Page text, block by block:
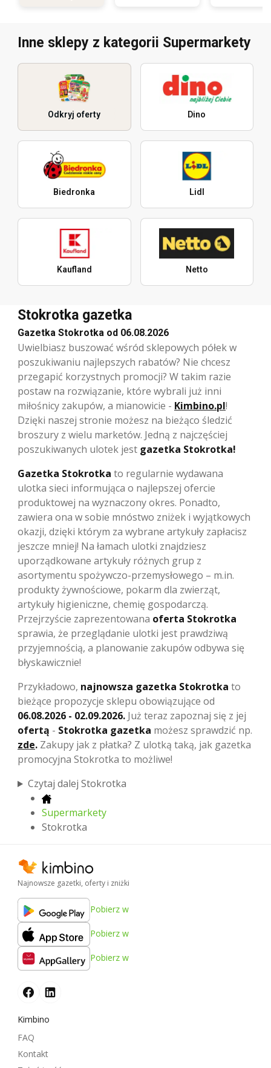
Inne sklepy z kategorii Supermarkety
Odkryj oferty Dino
Biedronka Lidl
Kaufland Netto
Stokrotka gazetka
Gazetka Stokrotka od 06.08.2026
Uwielbiasz buszować wśród sklepowych półek w
poszukiwaniu najlepszych rabatów? Nie chcesz
przegapić korzystnych promocji? W takim razie
postaw na rozwiązanie, które wybrali już inni
miłośnicy zakupów, a mianowicie - Kimbino.pl!
Dzięki naszej stronie możesz na bieżąco śledzić
broszury z wielu marketów. Jedną z najczęściej
poszukiwanych ulotek jest gazetka Stokrotka!
Gazetka Stokrotka to regularnie wydawana
ulotka sieci informująca o najlepszej ofercie
produktowej na wyznaczony okres. Ponadto,
zawiera ona w sobie mnóstwo zniżek i wyjątkowych
okazji, dzięki którym za wybrane artykuły zapłacisz
jeszcze mniej! Na łamach ulotki znajdziesz
uporządkowane artykuły różnych grup z
asortymentu spożywczo-przemysłowego – m.in.
produkty żywnościowe, pokarm dla zwierząt,
artykuły higieniczne, chemię gospodarczą.
Przejrzyście zaprezentowana oferta Stokrotka
sprawia, że przeglądanie ulotki jest prawdziwą
przyjemnością, a planowanie zakupów odbywa się
błyskawicznie!
Przykładowo, najnowsza gazetka Stokrotka to
bieżące propozycje sklepu obowiązujące od
06.08.2026 - 02.09.2026. Już teraz zapoznaj się z jej
ofertą - Stokrotka gazetka możesz sprawdzić np.
zde. Zakupy jak z płatka? Z ulotką taką, jak gazetka
promocyjna Stokrotka to możliwe!
Czytaj dalej Stokrotka
Supermarkety
Stokrotka
Najnowsze gazetki, oferty i zniżki
Pobierz w
Pobierz w
Pobierz w
Kimbino
FAQ
Kontakt